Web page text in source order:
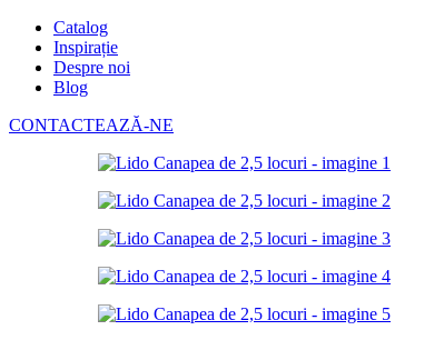
Catalog
Inspirație
Despre noi
Blog
CONTACTEAZĂ-NE